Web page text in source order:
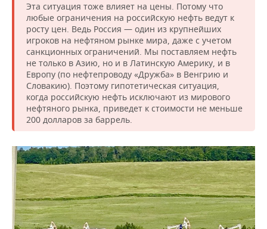
Эта ситуация тоже влияет на цены. Потому что
любые ограничения на российскую нефть ведут к
росту цен. Ведь Россия — один из крупнейших
игроков на нефтяном рынке мира, даже с учетом
санкционных ограничений. Мы поставляем нефть
не только в Азию, но и в Латинскую Америку, и в
Европу (по нефтепроводу «Дружба» в Венгрию и
Словакию). Поэтому гипотетическая ситуация,
когда российскую нефть исключают из мирового
нефтяного рынка, приведет к стоимости не меньше
200 долларов за баррель.